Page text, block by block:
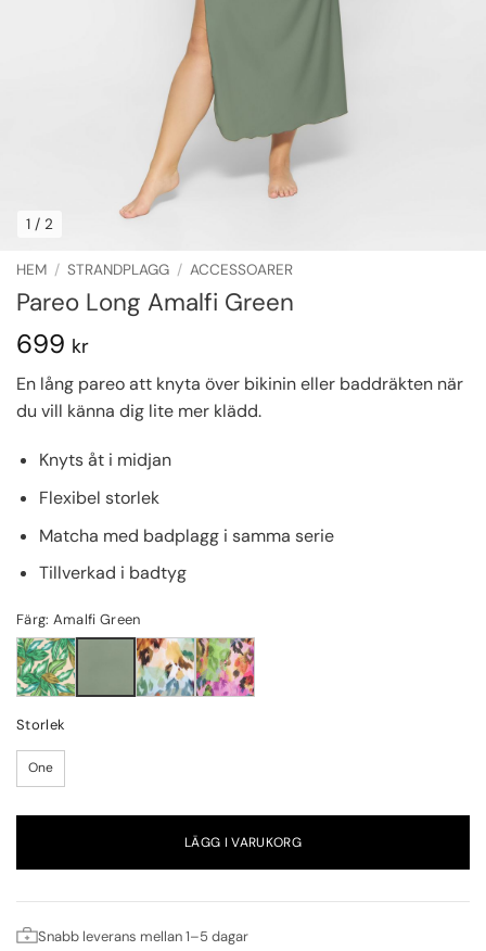
1 / 2
HEM / STRANDPLAGG / ACCESSOARER
Pareo Long Amalfi Green
699 kr
En lång pareo att knyta över bikinin eller baddräkten när
du vill känna dig lite mer klädd.
Knyts åt i midjan
Flexibel storlek
Matcha med badplagg i samma serie
Tillverkad i badtyg
Färg: Amalfi Green
Storlek
One
LÄGG I VARUKORG
Snabb leverans mellan 1–5 dagar